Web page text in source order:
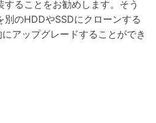
ることをお勧めします。そう
のHDDやSSDにクローンする
アップグレードすることができ